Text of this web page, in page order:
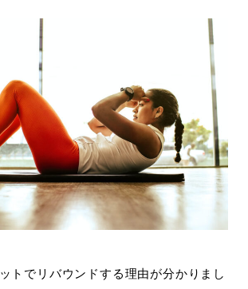
トでリバウンドする理由が分かりまし